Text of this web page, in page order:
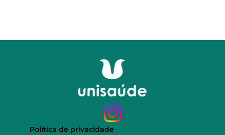
Política de privacidade